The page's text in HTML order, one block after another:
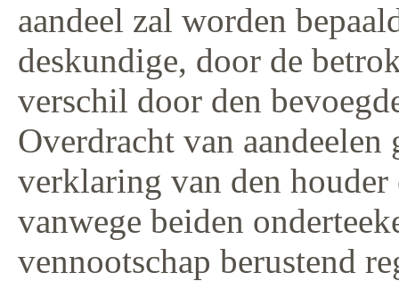
aandeel zal worden
deskundige, door de
verschil door den
Overdracht van aandeelen
verklaring van den
vanwege beiden
vennootschap berustend